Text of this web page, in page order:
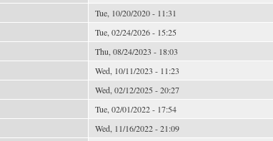
Tue, 10/20/2020 - 11:31
Tue, 02/24/2026 - 15:25
Thu, 08/24/2023 - 18:03
Wed, 10/11/2023 - 11:23
Wed, 02/12/2025 - 20:27
Tue, 02/01/2022 - 17:54
Wed, 11/16/2022 - 21:09